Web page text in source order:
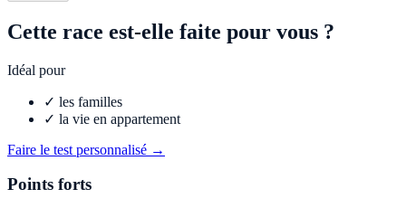
Cette race est-elle faite pour vous ?
Idéal pour
✓ les familles
✓ la vie en appartement
Faire le test personnalisé →
Points forts